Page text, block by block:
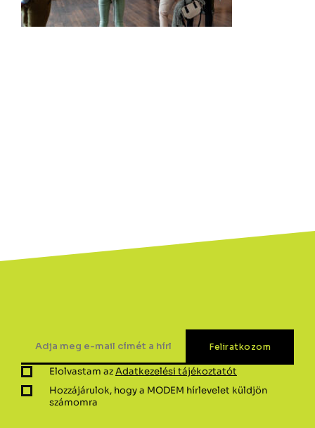
Elolvastam azAdatkezelési tájékoztatót
Hozzájárulok, hogy a MODEM hírlevelet küldjön
számomra